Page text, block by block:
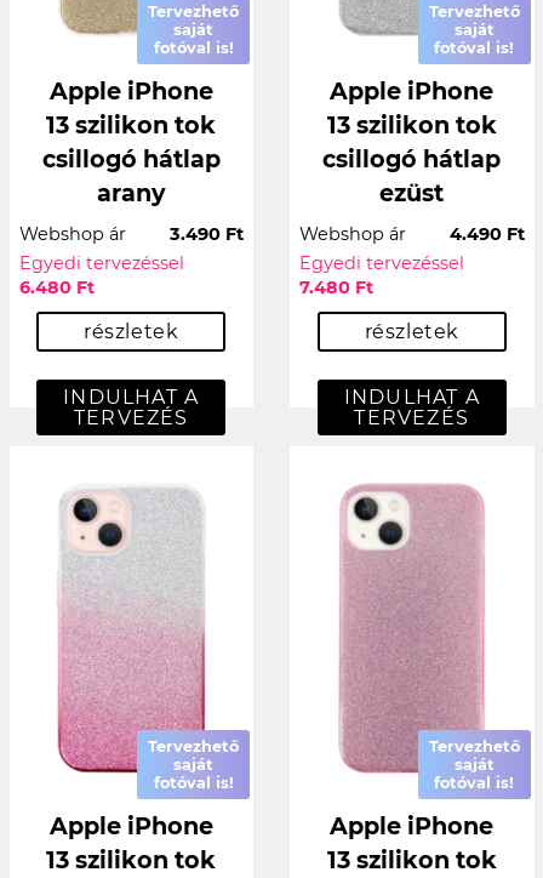
Tervezhető
saját
fotóval is!
Apple iPhone
13 szilikon tok
csillogó hátlap
arany
Webshop ár
3.490 Ft
Egyedi tervezéssel
6.480 Ft
részletek
INDULHAT A
TERVEZÉS
Tervezhető
saját
fotóval is!
Apple iPhone
13 szilikon tok
csillogó hátlap
ezüst
Webshop ár
4.490 Ft
Egyedi tervezéssel
7.480 Ft
részletek
INDULHAT A
TERVEZÉS
Tervezhető
saját
fotóval is!
Apple iPhone
13 szilikon tok
Tervezhető
saját
fotóval is!
Apple iPhone
13 szilikon tok